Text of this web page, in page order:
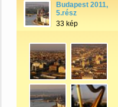
Budapest 2011,
5.rész
33 kép